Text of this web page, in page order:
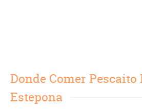
Donde Comer
Estepona